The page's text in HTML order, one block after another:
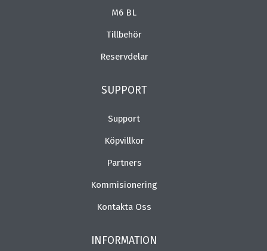
M6 BL
Tillbehör
Reservdelar
SUPPORT
Support
Köpvillkor
Partners
Kommisionering
Kontakta Oss
INFORMATION